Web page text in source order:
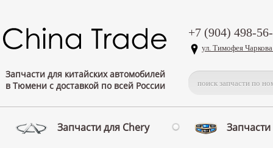
Запчасти для китайских автомобилей
в Тюмени с доставкой по всей России
+7 (904) 498-
ул. Тимофея
Запчасти для Chery